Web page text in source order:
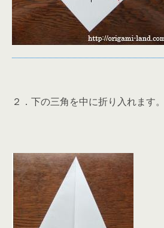
２．下の三角を中に折り入れます。